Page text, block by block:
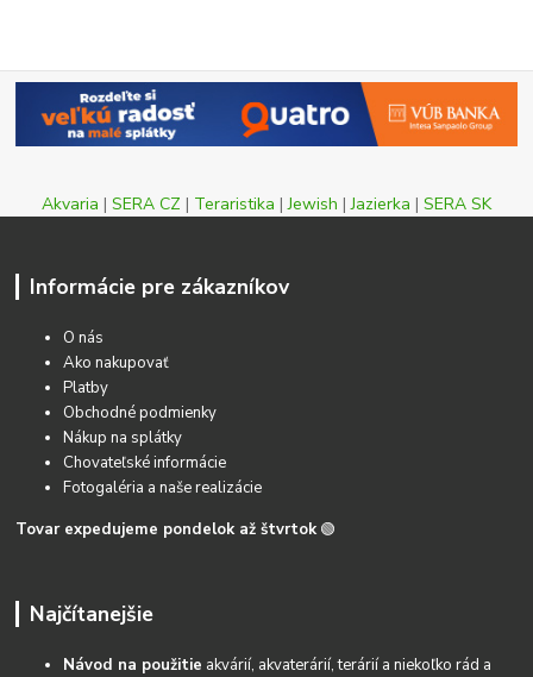
Akvaria | SERA CZ | Teraristika |Jewish |Jazierka | SERA SK
Informácie pre zákazníkov
O nás
Ako nakupovať
Platby
Obchodné podmienky
Nákup na splátky
Chovateľské informácie
Fotogaléria a naše realizácie
Tovar expedujeme pondelok až štvrtok 🟢
Najčítanejšie
Návod na použitie akvárií, akvaterárií, terárií a niekoľko rád a